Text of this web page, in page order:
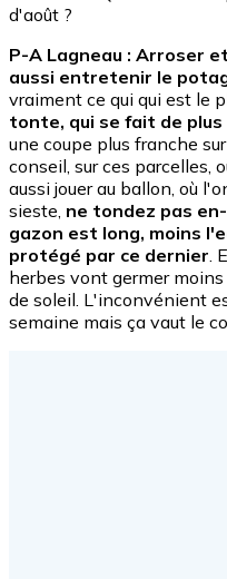
d'août ?
P-A Lagneau : Arroser
aussi entretenir le
vraiment ce qui qui est le
tonte, qui se fait de
une coupe plus franche
conseil, sur ces
aussi jouer au ballon, où
sieste, ne tondez pas
gazon est long, moins
protégé par ce dernier .
herbes vont germer
de soleil. L'inconvénient
semaine mais ça vaut le